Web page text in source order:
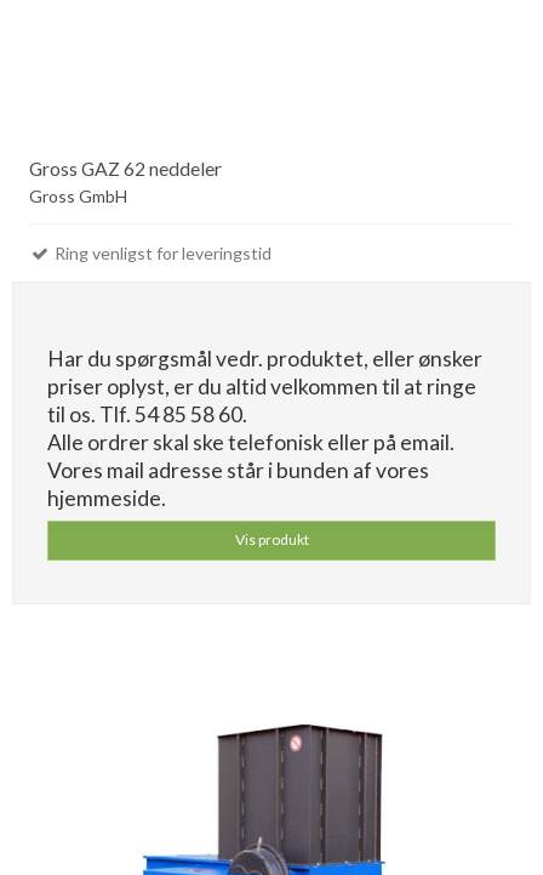
Gross GAZ 62 neddeler
Gross GmbH
Ring venligst for leveringstid
Har du spørgsmål vedr. produktet, eller ønsker
priser oplyst, er du altid velkommen til at ringe
til os. Tlf. 54 85 58 60.
Alle ordrer skal ske telefonisk eller på email.
Vores mail adresse står i bunden af vores
hjemmeside.
Vis produkt